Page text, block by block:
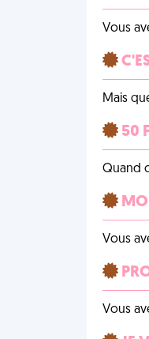
Vous
Mais
50
Quand
Vous
Vous